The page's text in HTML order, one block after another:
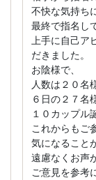
不快な気持ち
最終で指名し
上手に自己ア
だきました。
お陰様で、
人数は２０名
６日の２７名
１０カップル
これからもご
気になること
遠慮なくお声
ご意見を参考